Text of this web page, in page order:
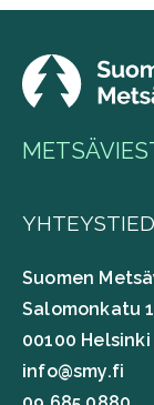
Suomen
Salomonkatu
00100 Helsinki
info@smy.fi